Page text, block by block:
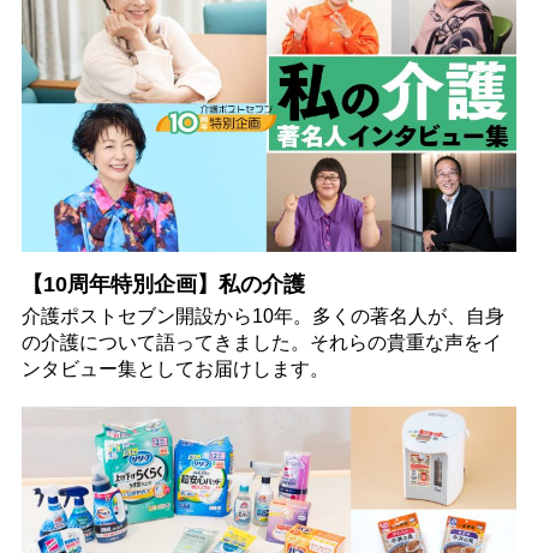
【10周年特別企画】私の介護
介護ポストセブン開設から10年。多くの著名人が、自身
の介護について語ってきました。それらの貴重な声をイ
ンタビュー集としてお届けします。